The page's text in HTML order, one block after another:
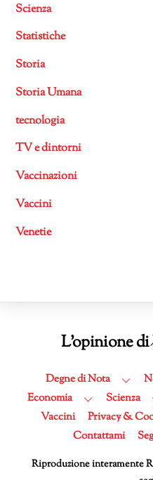
Scienza
Statistiche
Storia
Storia Umana
tecnologia
TV e dintorni
Vaccinazioni
Vaccini
Venetie
L'opinione
Degne di Nota
Economia
Scienza
Vaccini
Privacy &
Contattami
Riproduzione interamente